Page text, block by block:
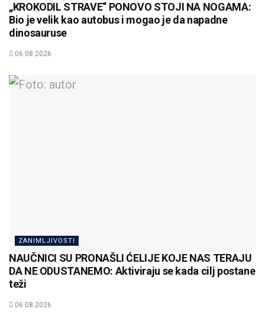
„KROKODIL STRAVE“ PONOVO STOJI NA NOGAMA:
Bio je velik kao autobus i mogao je da napadne
dinosauruse
06.08.2026
ZANIMLJIVOSTI
NAUČNICI SU PRONAŠLI ĆELIJE KOJE NAS TERAJU
DA NE ODUSTANEMO: Aktiviraju se kada cilj postane
teži
06.08.2026